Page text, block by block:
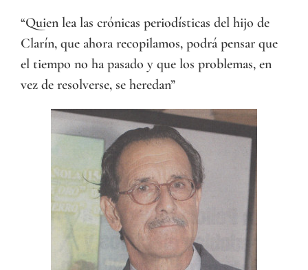
“Quien lea las crónicas periodísticas del hijo de
Clarín, que ahora recopilamos, podrá pensar que
el tiempo no ha pasado y que los problemas, en
vez de resolverse, se heredan”